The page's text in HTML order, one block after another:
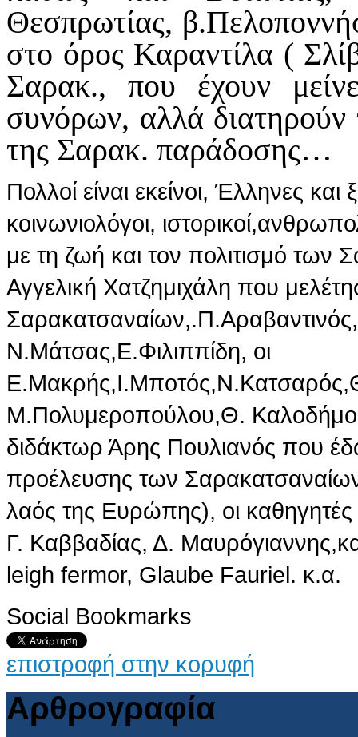
Θεσπρωτίας,
στο όρος Καραντίλα (
Σαρακ., που έχουν
συνόρων, αλλά
της Σαρακ. παράδοσης…
Πολλοί είναι εκείνοι, Έλληνες
κοινωνιολόγοι,
με τη ζωή και τον πολιτισμό
Αγγελική Χατζημιχάλη που
Ν.Μάτσας,Ε.Φιλιππίδη, οι
Μ.Πολυμεροπούλου,Θ.
διδάκτωρ Άρης Πουλιανός που
προέλευσης των
λαός της Ευρώπης), οι καθηγητές
Γ. Καββαδίας, Δ.
leigh fermor, Glaube Fauriel. κ.α.
Social Bookmarks
επιστροφή στην κορυφή
Αρθρογραφία